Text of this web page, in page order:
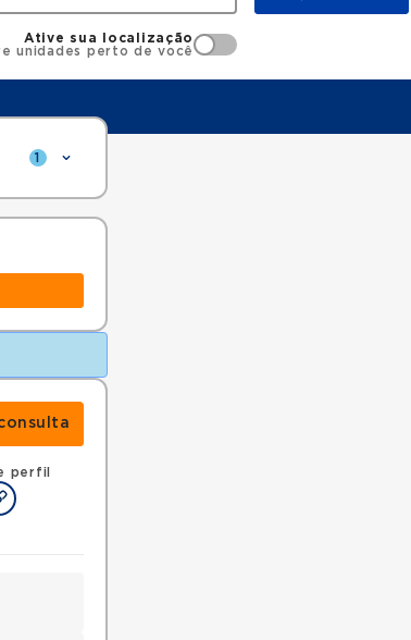
Ative sua localização
unidades perto de você
1
perfil